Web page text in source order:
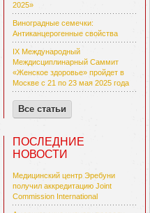
2025»
Виноградные семечки:
Антиканцерогенные свойства
IX Международный
Междисциплинарный Саммит
«Женское здоровье» пройдет в
Москве с 21 по 23 мая 2025 года
Все статьи
ПОСЛЕДНИЕ
НОВОСТИ
Медицинский центр Эребуни
получил аккредитацию Joint
Commission International